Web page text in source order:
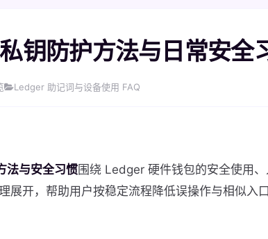
钥防护方法与日常安全
Ledger 助记词与设备使用 FAQ
法与安全习惯围绕 Ledger 硬件钱包的安全使用
展开，帮助用户按稳定流程降低误操作与相似入口